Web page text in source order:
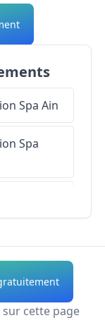
Spa Ain
Spa
Spa
cette page